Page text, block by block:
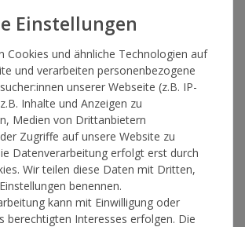
linksrum 30°
Cookies und ähnliche Technologien auf
und verarbeiten personenbezogene
unserer Webseite (z.B. IP-
Inhalte und Anzeigen zu
Medien von Drittanbietern
Zugriffe auf unsere Website zu
Datenverarbeitung erfolgt erst durch
Wir teilen diese Daten mit Dritten,
benennen.
kann mit Einwilligung oder
berechtigten Interesses erfolgen. Die